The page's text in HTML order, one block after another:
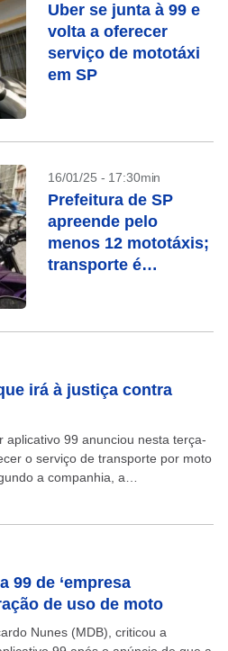
Uber se junta à 99 e
volta a oferecer
serviço de mototáxi
em SP
16/01/25 - 17:30min
Prefeitura de SP
apreende pelo
menos 12 mototáxis;
transporte é
cidade
irá à justiça contra
aplicativo 99 anunciou nesta terça-
o serviço de transporte por moto
a companhia, a
99 de ‘empresa
de uso de moto
Nunes (MDB), criticou a